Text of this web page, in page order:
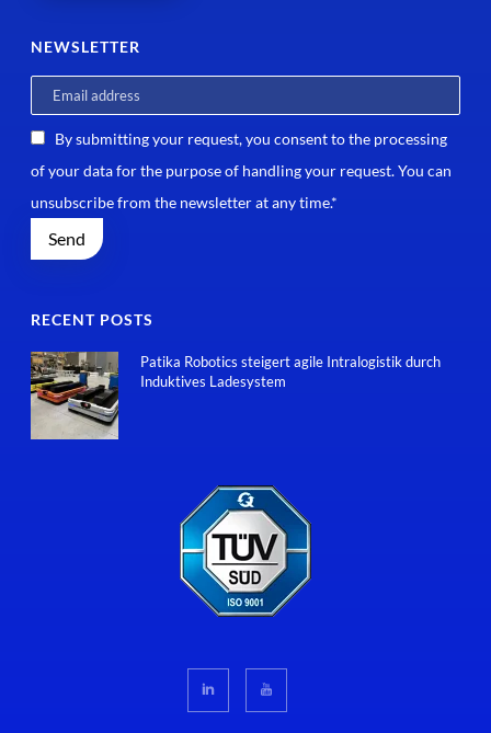
NEWSLETTER
By submitting your request, you consent to the processing
of your data for the purpose of handling your request. You can
unsubscribe from the newsletter at any time.*
RECENT POSTS
Patika Robotics steigert agile Intralogistik durch
Induktives Ladesystem